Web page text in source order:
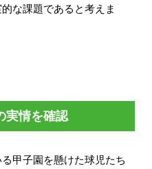
な課題であると考えま
実情を確認
甲子園を懸けた球児たち